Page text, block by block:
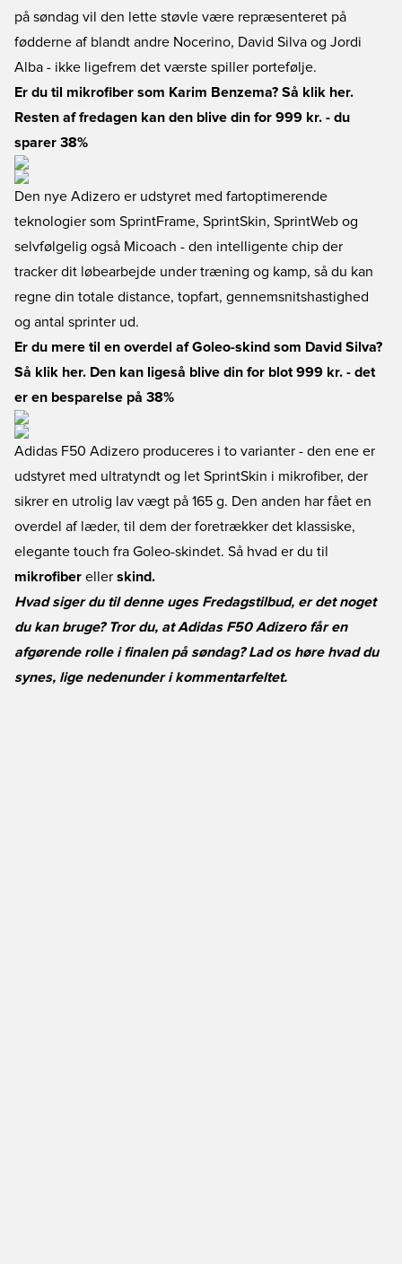
på søndag vil den lette støvle være repræsenteret på
fødderne af blandt andre Nocerino, David Silva og Jordi
Alba - ikke ligefrem det værste spiller portefølje.
Er du til mikrofiber som Karim Benzema? Så klik her.
Resten af fredagen kan den blive din for 999 kr. - du
sparer 38%
Den nye Adizero er udstyret med fartoptimerende
teknologier som SprintFrame, SprintSkin, SprintWeb og
selvfølgelig også Micoach - den intelligente chip der
tracker dit løbearbejde under træning og kamp, så du kan
regne din totale distance, topfart, gennemsnitshastighed
og antal sprinter ud.
Er du mere til en overdel af Goleo-skind som David Silva?
Så klik her. Den kan ligeså blive din for blot 999 kr. - det
er en besparelse på 38%
Adidas F50 Adizero produceres i to varianter - den ene er
udstyret med ultratyndt og let SprintSkin i mikrofiber, der
sikrer en utrolig lav vægt på 165 g. Den anden har fået en
overdel af læder, til dem der foretrækker det klassiske,
elegante touch fra Goleo-skindet. Så hvad er du til
mikrofiber eller skind.
Hvad siger du til denne uges Fredagstilbud, er det noget
du kan bruge? Tror du, at Adidas F50 Adizero får en
afgørende rolle i finalen på søndag? Lad os høre hvad du
synes, lige nedenunder i kommentarfeltet.